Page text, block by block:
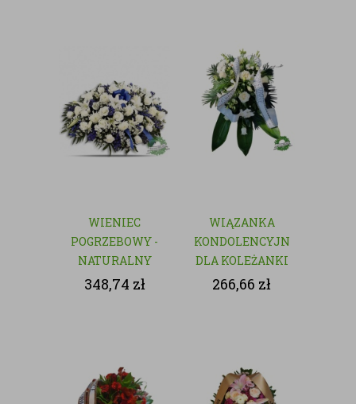
WIENIEC
POGRZEBOWY -
NATURALNY
348,74 zł
WIĄZANKA
KONDOLENCYJNA
DLA KOLEŻANKI
Z PRACY
266,66 zł